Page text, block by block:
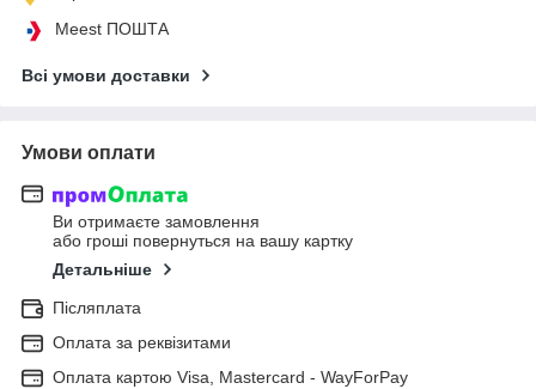
Meest ПОШТА
Всі умови доставки
Умови оплати
Ви отримаєте замовлення
або гроші повернуться на вашу картку
Детальніше
Післяплата
Оплата за реквізитами
Оплата картою Visa, Mastercard - WayForPay